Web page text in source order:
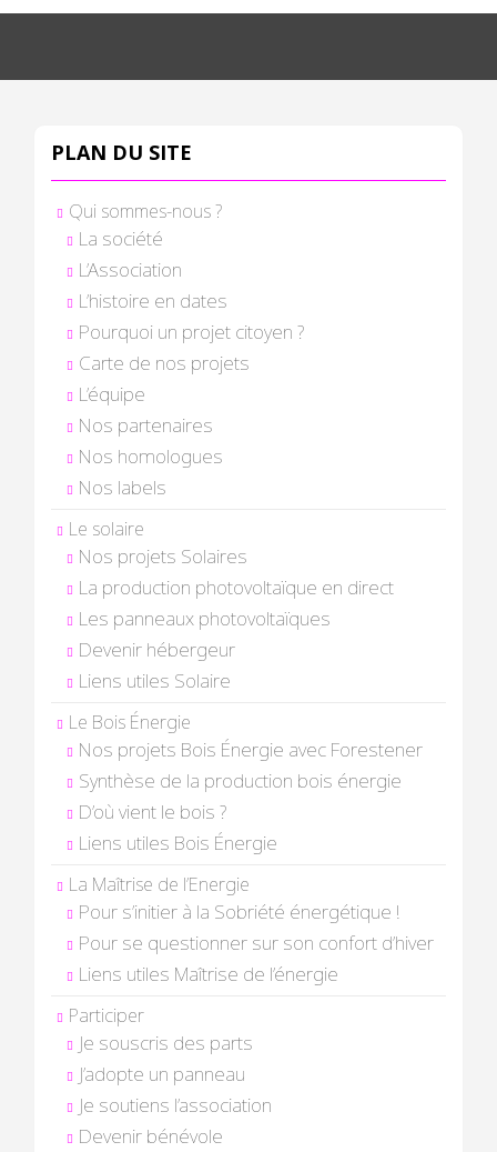
PLAN DU SITE
Qui sommes-nous ?
La société
L’Association
L’histoire en dates
Pourquoi un projet citoyen ?
Carte de nos projets
L’équipe
Nos partenaires
Nos homologues
Nos labels
Le solaire
Nos projets Solaires
La production photovoltaïque en direct
Les panneaux photovoltaïques
Devenir hébergeur
Liens utiles Solaire
Le Bois Énergie
Nos projets Bois Énergie avec Forestener
Synthèse de la production bois énergie
D’où vient le bois ?
Liens utiles Bois Énergie
La Maîtrise de l’Energie
Pour s’initier à la Sobriété énergétique !
Pour se questionner sur son confort d’hiver
Liens utiles Maîtrise de l’énergie
Participer
Je souscris des parts
J’adopte un panneau
Je soutiens l’association
Devenir bénévole